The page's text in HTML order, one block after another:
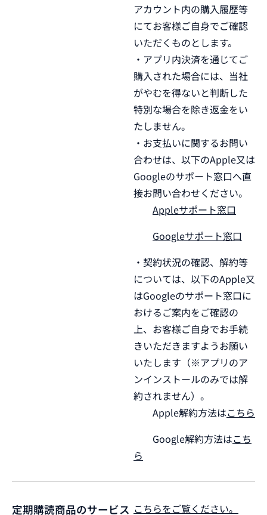
アカウント内の購入履歴等
にてお客様ご自身でご確認
いただくものとします。
・アプリ内決済を通じてご
購入された場合には、当社
がやむを得ないと判断した
特別な場合を除き返金をい
たしません。
・お支払いに関するお問い
合わせは、以下のApple又は
Googleのサポート窓口へ直
接お問い合わせください。
Appleサポート窓口
Googleサポート窓口
・契約状況の確認、解約等
については、以下のApple又
はGoogleのサポート窓口に
おけるご案内をご確認の
上、お客様ご自身でお手続
きいただきますようお願い
いたします（※アプリのア
ンインストールのみでは解
約されません）。
Apple解約方法はこちら
Google解約方法はこち
ら
定期購読商品のサービス こちらをご覧ください。